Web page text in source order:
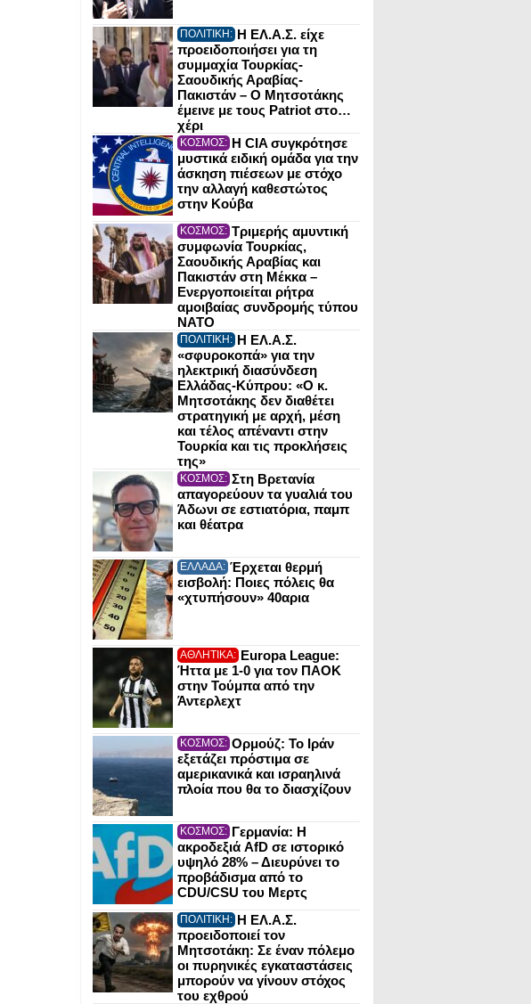
ΠΟΛΙΤΙΚΗ: Η ΕΛ.Α.Σ. είχε
προειδοποιήσει για τη
συμμαχία Τουρκίας-
Σαουδικής Αραβίας-
Πακιστάν – Ο Μητσοτάκης
έμεινε με τους Patriot στο…
χέρι
ΚΟΣΜΟΣ: Η CIA συγκρότησε
μυστικά ειδική ομάδα για την
άσκηση πιέσεων με στόχο
την αλλαγή καθεστώτος
στην Κούβα
ΚΟΣΜΟΣ: Τριμερής αμυντική
συμφωνία Τουρκίας,
Σαουδικής Αραβίας και
Πακιστάν στη Μέκκα –
Ενεργοποιείται ρήτρα
αμοιβαίας συνδρομής τύπου
NATO
ΠΟΛΙΤΙΚΗ: Η ΕΛ.Α.Σ.
«σφυροκοπά» για την
ηλεκτρική διασύνδεση
Ελλάδας-Κύπρου: «Ο κ.
Μητσοτάκης δεν διαθέτει
στρατηγική με αρχή, μέση
και τέλος απέναντι στην
Τουρκία και τις προκλήσεις
της»
ΚΟΣΜΟΣ: Στη Βρετανία
απαγορεύουν τα γυαλιά του
Άδωνι σε εστιατόρια, παμπ
και θέατρα
ΕΛΛΑΔΑ: Έρχεται θερμή
εισβολή: Ποιες πόλεις θα
«χτυπήσουν» 40αρια
ΑΘΛΗΤΙΚΑ: Europa League:
Ήττα με 1-0 για τον ΠΑΟΚ
στην Τούμπα από την
Άντερλεχτ
ΚΟΣΜΟΣ: Ορμούζ: Το Ιράν
εξετάζει πρόστιμα σε
αμερικανικά και ισραηλινά
πλοία που θα το διασχίζουν
ΚΟΣΜΟΣ: Γερμανία: Η
ακροδεξιά AfD σε ιστορικό
υψηλό 28% – Διευρύνει το
προβάδισμα από το
CDU/CSU του Μερτς
ΠΟΛΙΤΙΚΗ: Η ΕΛ.Α.Σ.
προειδοποιεί τον
Μητσοτάκη: Σε έναν πόλεμο
οι πυρηνικές εγκαταστάσεις
μπορούν να γίνουν στόχος
του εχθρού